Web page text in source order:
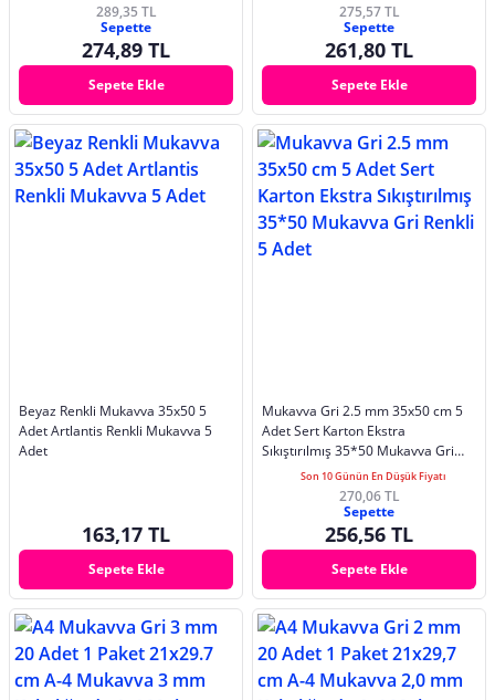
289,35 TL
Sepette
274,89 TL
Sepete Ekle
275,57 TL
Sepette
261,80 TL
Sepete Ekle
Beyaz Renkli Mukavva 35x50 5
Adet Artlantis Renkli Mukavva 5
Adet
163,17 TL
Sepete Ekle
Mukavva Gri 2.5 mm 35x50 cm 5
Adet Sert Karton Ekstra
Sıkıştırılmış 35*50 Mukavva Gri
Renkli 5 Adet
Son 10 Günün En Düşük Fiyatı
270,06 TL
Sepette
256,56 TL
Sepete Ekle